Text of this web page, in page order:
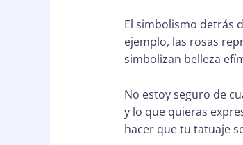
El simbolismo detrás
ejemplo, las rosas
simbolizan belleza
No estoy seguro de
y lo que quieras
hacer que tu tatuaje